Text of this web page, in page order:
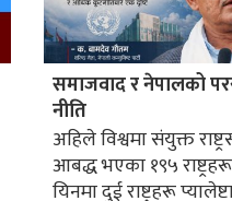
समाजवाद र नेपालको
नीति
अहिले विश्वमा संयुक्त
आबद्ध भएका १९५
यिनमा दुई राष्ट्रहरू